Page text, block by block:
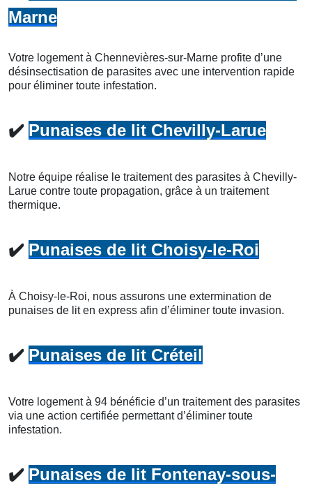
Marne
Votre logement à Chennevières-sur-Marne profite d’une
désinsectisation de parasites avec une intervention rapide
pour éliminer toute infestation.
✔️ Punaises de lit Chevilly-Larue
Notre équipe réalise le traitement des parasites à Chevilly-
Larue contre toute propagation, grâce à un traitement
thermique.
✔️ Punaises de lit Choisy-le-Roi
À Choisy-le-Roi, nous assurons une extermination de
punaises de lit en express afin d’éliminer toute invasion.
✔️ Punaises de lit Créteil
Votre logement à 94 bénéficie d’un traitement des parasites
via une action certifiée permettant d’éliminer toute
infestation.
✔️ Punaises de lit Fontenay-sous-